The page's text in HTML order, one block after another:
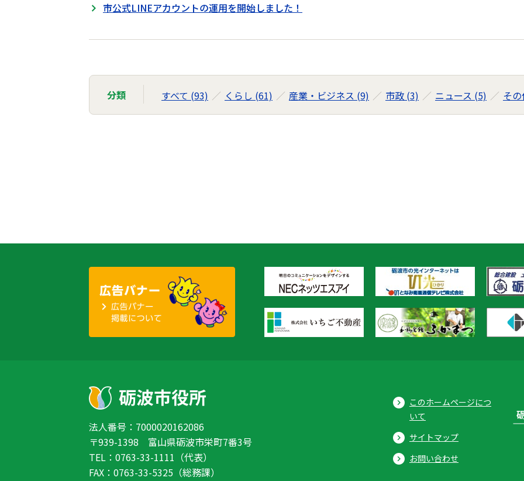
市公式LINEアカウントの運用を開始しました！
分類 すべて (93) くらし (61) 産業・ビジネス (9) 市政 (3) ニュース (5) そ
法人番号：7000020162086
〒939-1398 富山県砺波市栄町7番3号
TEL：0763-33-1111（代表）
FAX：0763-33-5325（総務課）
このホームページにつ
いて
サイトマップ
お問い合わせ